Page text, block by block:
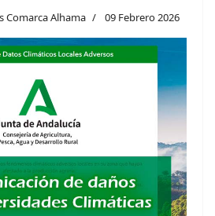
Comarca Alhama 09 Febrero 2026